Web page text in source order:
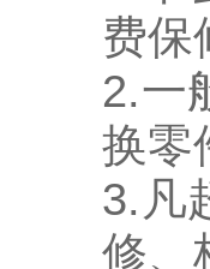
费保
2.一
换零
3.凡
修、